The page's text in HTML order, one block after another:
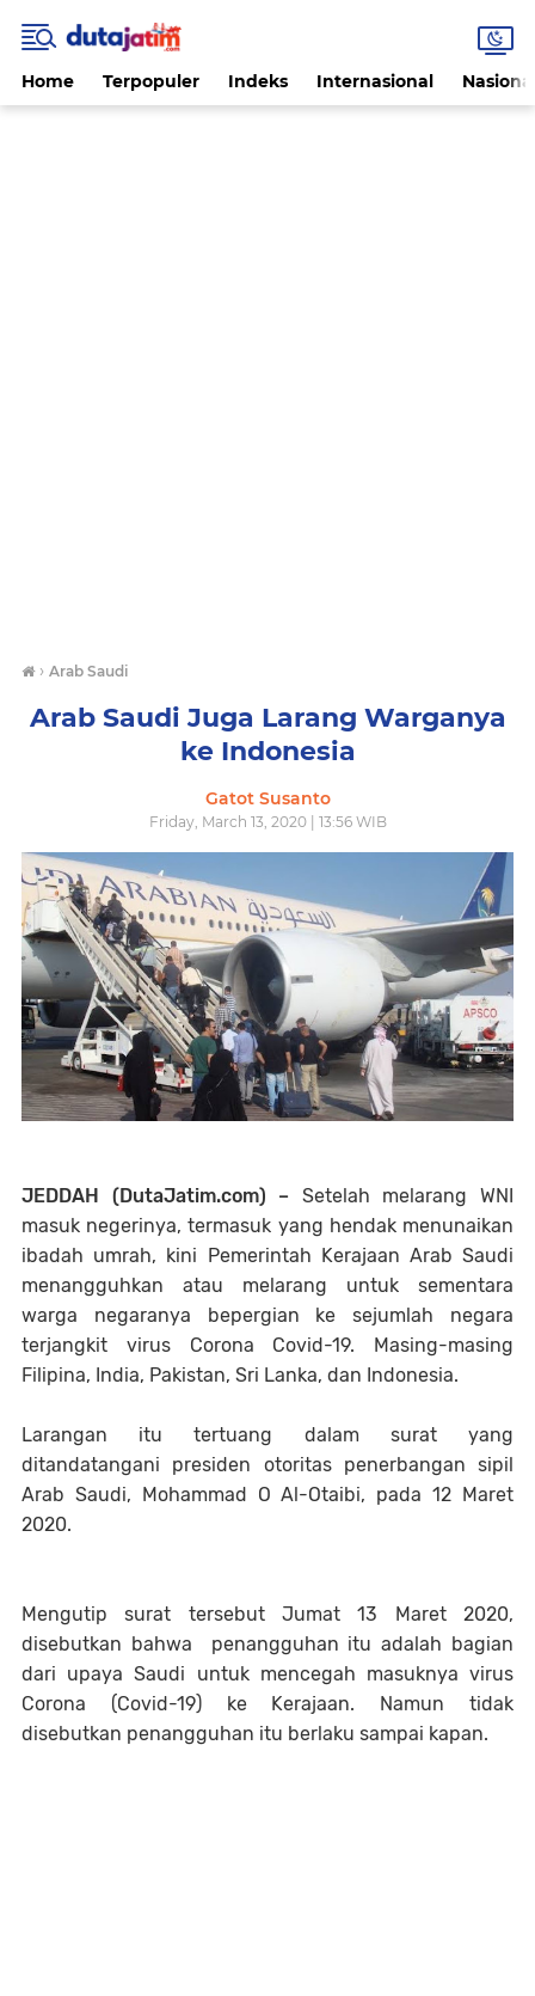
Home Terpopuler Indeks Internasional
› Arab Saudi
Arab Saudi Juga Larang Warganya
ke Indonesia
Gatot Susanto
Friday, March 13, 2020 | 13:56 WIB
JEDDAH (DutaJatim.com) – Setelah melarang WNI
masuk negerinya, termasuk yang hendak menunaikan
ibadah umrah, kini Pemerintah Kerajaan Arab Saudi
menangguhkan atau melarang untuk sementara
warga negaranya bepergian ke sejumlah negara
terjangkit virus Corona Covid-19. Masing-masing
Filipina, India, Pakistan, Sri Lanka, dan Indonesia.
Larangan itu tertuang dalam surat yang
ditandatangani presiden otoritas penerbangan sipil
Arab Saudi, Mohammad O Al-Otaibi, pada 12 Maret
2020.
Mengutip surat tersebut Jumat 13 Maret 2020,
disebutkan bahwa penangguhan itu adalah bagian
dari upaya Saudi untuk mencegah masuknya virus
Corona (Covid-19) ke Kerajaan. Namun tidak
disebutkan penangguhan itu berlaku sampai kapan.